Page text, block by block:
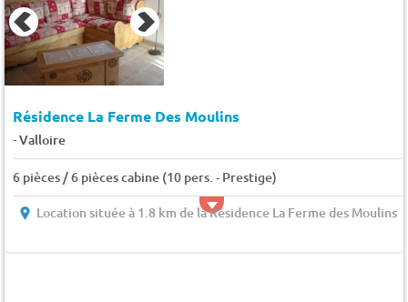
Résidence La Ferme Des Moulins
-Valloire
6 pièces / 6 pièces cabine (10 pers. - Prestige)
Location située à 1.8 km de la Résidence La Ferme des Moulins